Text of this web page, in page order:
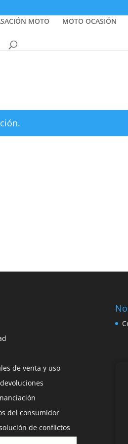
MOTO MOTO OCASIÓN
de venta y uso
del consumidor
de conflictos